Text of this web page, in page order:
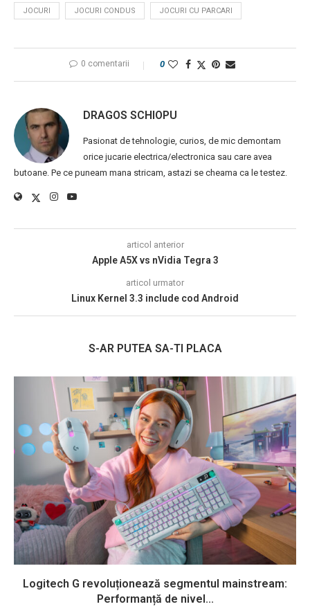
JOCURI JOCURI CONDUS JOCURI CU PARCARI
0 comentarii 0
DRAGOS SCHIOPU
Pasionat de tehnologie, curios, de mic demontam
orice jucarie electrica/electronica sau care avea
butoane. Pe ce puneam mana stricam, astazi se cheama ca le testez.
articol anterior
Apple A5X vs nVidia Tegra 3
articol urmator
Linux Kernel 3.3 include cod Android
S-AR PUTEA SA-TI PLACA
Logitech G revoluționează segmentul mainstream:
Performanță de nivel...